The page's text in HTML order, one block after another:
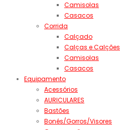
Camisolas
Casacos
Corrida
Calçado
Calças e Calções
Camisolas
Casacos
Equipamento
Acessórios
AURICULARES
Bastões
Bonés/Gorros/Visores